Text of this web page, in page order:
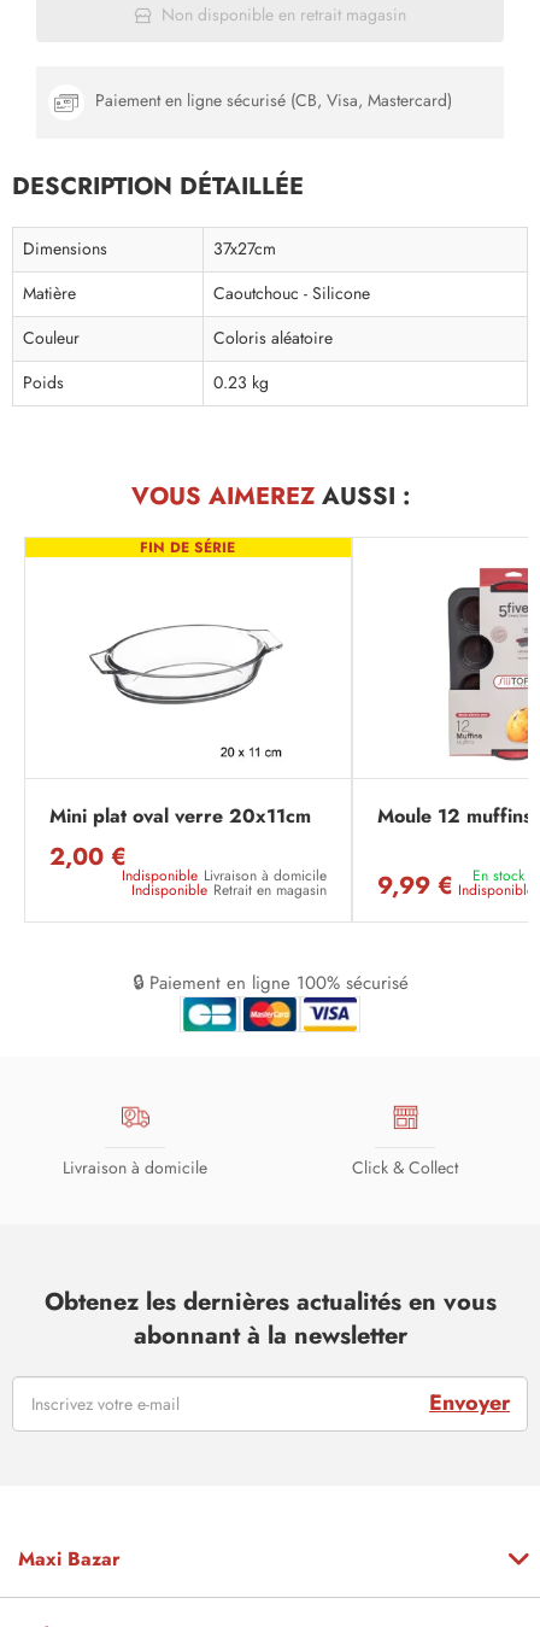
Non disponible en retrait magasin
Paiement en ligne sécurisé (CB, Visa, Mastercard)
DESCRIPTION DÉTAILLÉE
Dimensions
37x27cm
Matière
Caoutchouc - Silicone
Couleur
Coloris aléatoire
Poids
0.23 kg
VOUS AIMEREZAUSSI :
FIN DE SÉRIE
Mini plat oval verre 20x11cm
2,00 €
Indisponible Livraison à domicile
Indisponible Retrait en magasin
Moule 12 muffins
9,99 € En stock
Indisponible
🔒 Paiement en ligne 100% sécurisé
Livraison à domicile Click & Collect
Obtenez les dernières actualités en vous
abonnant à la newsletter
Envoyer
Maxi Bazar